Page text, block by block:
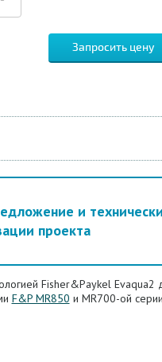
Запросить цену
и
проекта
Fisher&Paykel Evaqua2
F&P MR850 и MR700-ой